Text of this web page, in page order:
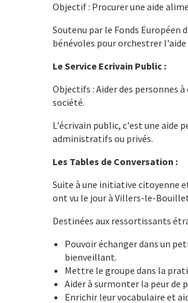
Objectif : Procurer une aide
Soutenu par le Fonds Européen
bénévoles pour orchestrer
Le Service Ecrivain Public :
Objectifs : Aider des personnes
société.
L'écrivain public, c'est une aide
administratifs ou privés.
Les Tables de Conversation :
Suite à une initiative citoyenne
ont vu le jour à Villers-le-
Destinées aux ressortissants
Pouvoir échanger dans un
bienveillant.
Mettre le groupe dans la
Aider à surmonter la peur de
Enrichir leur vocabulaire et